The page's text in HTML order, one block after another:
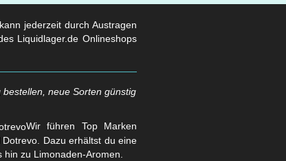
jederzeit durch Austragen
Liquidlager.de Onlineshops
neue Sorten günstig
Wir führen Top Marken
Dazu erhältst du eine
hin zu Limonaden-Aromen.